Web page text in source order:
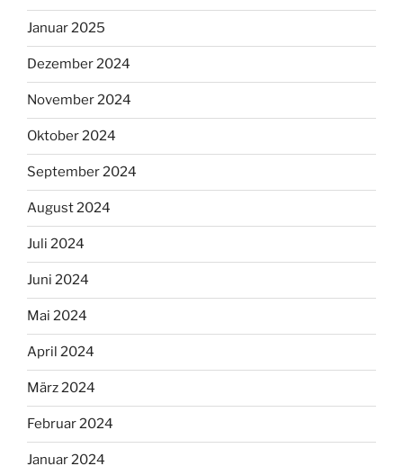
Januar 2025
Dezember 2024
November 2024
Oktober 2024
September 2024
August 2024
Juli 2024
Juni 2024
Mai 2024
April 2024
März 2024
Februar 2024
Januar 2024